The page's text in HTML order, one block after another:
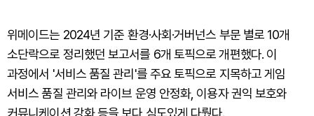
위메이드는 2024년 기준 환경·사회·거버넌스 부문 별로 10개
소단락으로 정리했던 보고서를 6개 토픽으로 개편했다. 이
과정에서 '서비스 품질 관리'를 주요 토픽으로 지목하고 게임
서비스 품질 관리와 라이브 운영 안정화, 이용자 권익 보호와
커뮤니케이션 강화 등을 보다 심도있게 다뤘다.